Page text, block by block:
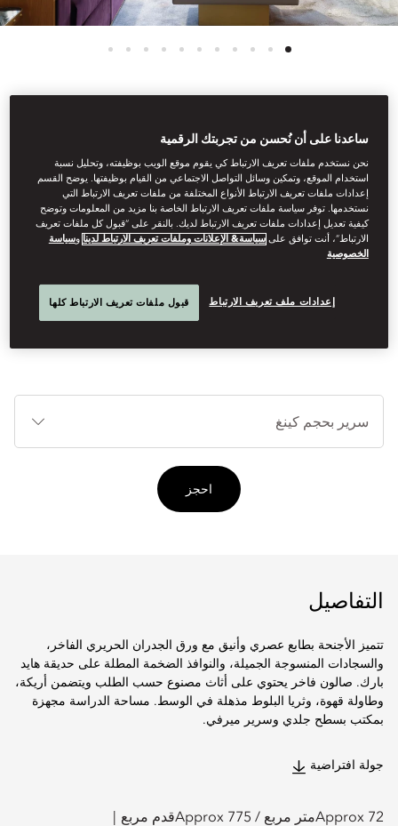
اطّلع على كل الغرف
جناح هايد بارك العائلي
تحتوي هذه الأجنحة ذات التصميم الفاخر المطلة على حديقة هايد بارك
على غرفة نوم أنيقة، وخزانة ملابس واسعة، وصالون فسيح، ومساحة
مخصصة للدراسة مع مكتب بسطح من الجلد وسرير قابل للطي. يحتوي
احجز
التفاصيل
تتميز الأجنحة بطابع عصري وأنيق مع ورق الجدران الحريري الفاخر،
والسجادات المنسوجة الجميلة، والنوافذ الضخمة المطلة على حديقة هايد
بارك. صالون فاخر يحتوي على أثاث مصنوع حسب الطلب ويتضمن أريكة،
وطاولة قهوة، وثريا البلوط مذهلة في الوسط. مساحة الدراسة مجهزة
بمكتب بسطح جلدي وسرير ميرفي.
جولة افتراضية
Approx 72متر مربع / Approx 775قدم مربع
ساعدنا على أن نُحسن من تجربتك الرقمية
نحن نستخدم ملفات تعريف الارتباط كي يقوم موقع الويب بوظيفته، وتحليل نسبة
استخدام الموقع، وتمكين وسائل التواصل الاجتماعي من القيام بوظيفتها. يوضح القسم
إعدادات ملفات تعريف الارتباط الأنواع المختلفة من ملفات تعريف الارتباط التي
نستخدمها. توفر سياسة ملفات تعريف الارتباط الخاصة بنا مزيد من المعلومات وتوضح
كيفية تعديل إعدادات ملفات تعريف الارتباط لديك. بالنقر على “قبول كل ملفات تعريف
الارتباط”، أنت توافق علىسياسة& الإعلانات وملفات تعريف الارتباط لدينا وسياسة
الخصوصية
إعدادات ملف تعريف الارتباط قبول ملفات تعريف الارتباط كلها